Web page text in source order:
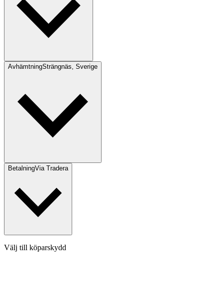
AvhämtningSträngnäs, Sverige
BetalningVia Tradera
Välj till köparskydd